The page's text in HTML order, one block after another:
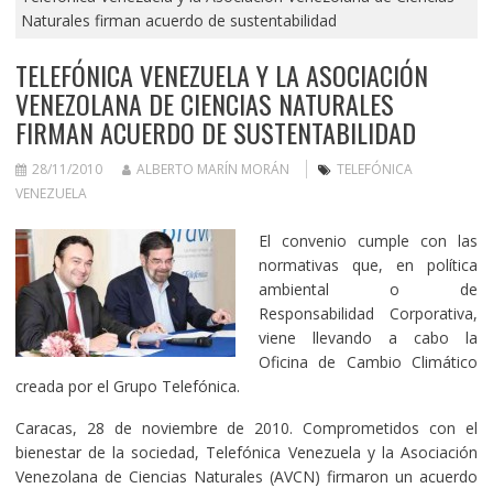
Naturales firman acuerdo de sustentabilidad
TELEFÓNICA VENEZUELA Y LA ASOCIACIÓN
VENEZOLANA DE CIENCIAS NATURALES
FIRMAN ACUERDO DE SUSTENTABILIDAD
28/11/2010 ALBERTO MARÍN MORÁN
TELEFÓNICA
VENEZUELA
El convenio cumple con las
normativas que, en política
ambiental o de
Responsabilidad Corporativa,
viene llevando a cabo la
Oficina de Cambio Climático
creada por el Grupo Telefónica.
Caracas, 28 de noviembre de 2010. Comprometidos con el
bienestar de la sociedad, Telefónica Venezuela y la Asociación
Venezolana de Ciencias Naturales (AVCN) firmaron un acuerdo